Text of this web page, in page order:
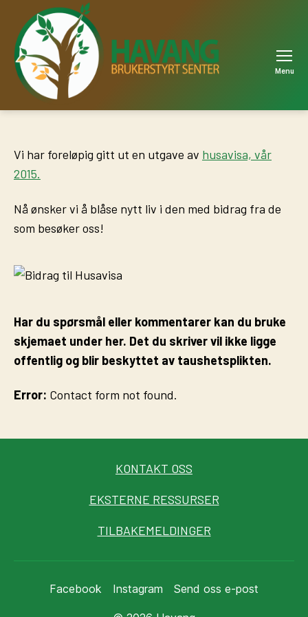
Menu
Vi har foreløpig gitt ut en utgave av husavisa, vår
2015.
Nå ønsker vi å blåse nytt liv i den med bidrag fra de
som besøker oss!
Har du spørsmål eller kommentarer kan du bruke
skjemaet under her. Det du skriver vil ikke ligge
offentlig og blir beskyttet av taushetsplikten.
Error: Contact form not found.
KONTAKT OSS
EKSTERNE RESSURSER
TILBAKEMELDINGER
Facebook Instagram Send oss e-post